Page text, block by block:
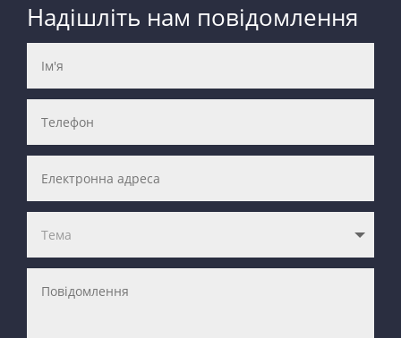
Надішліть нам повідомлення